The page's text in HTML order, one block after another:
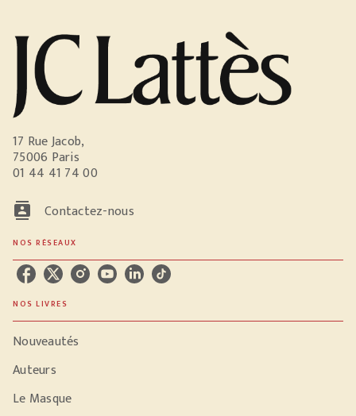
17 Rue Jacob,
75006 Paris
01 44 41 74 00
contacts Contactez-nous
NOS RÉSEAUX
NOS LIVRES
Nouveautés
Auteurs
Le Masque